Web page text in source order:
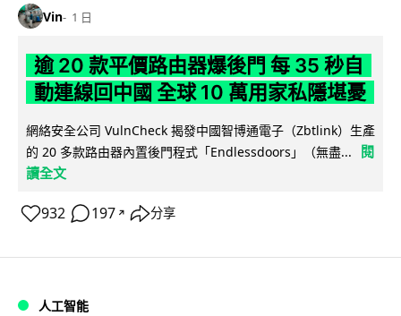
Vin 1 日
逾 20 款平價路由器爆後門 每 35 秒自
動連線回中國 全球 10 萬用家私隱堪憂
網絡安全公司 VulnCheck 揭發中國智博通電子（Zbtlink）生產
的 20 多款路由器內置後門程式「Endlessdoors」（無盡...
閱
讀全文
932 197 ↗ 分享
人工智能